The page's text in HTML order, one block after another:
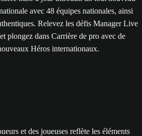
avec 48 équipes nationales, ainsi
Relevez les défis Manager Live
plongez dans Carrière de pro avec de
Héros internationaux.
et des joueuses reflète les éléments